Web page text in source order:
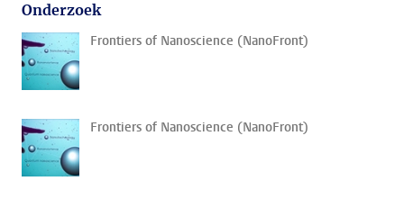
Onderzoek
Frontiers of Nanoscience (NanoFront)
Frontiers of Nanoscience (NanoFront)